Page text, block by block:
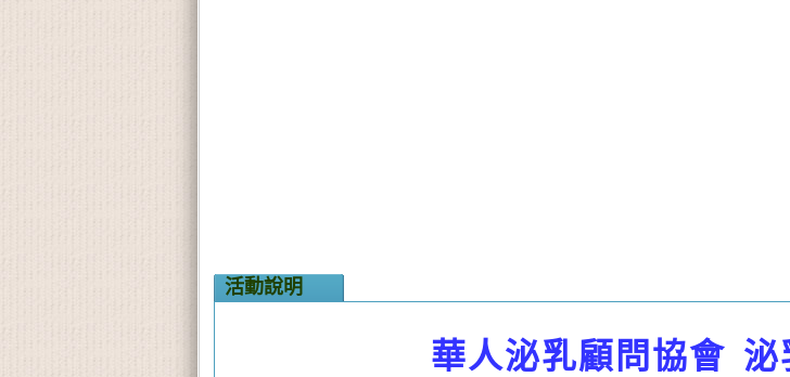
活動說明
華人泌乳顧問協會 泌